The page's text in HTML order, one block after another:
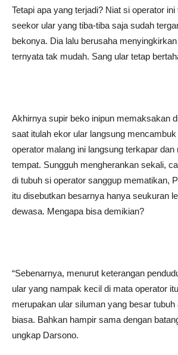
Tetapi apa yang terjadi? Niat si operator ini
seekor ular yang tiba-tiba saja sudah
bekonya. Dia lalu berusaha
ternyata tak mudah. Sang ular tetap
Akhirnya supir beko inipun memaksakan
saat itulah ekor ular langsung
operator malang ini langsung terkapar dan
tempat. Sungguh mengherankan sekali,
di tubuh si operator sanggup mematikan,
itu disebutkan besarnya hanya seukuran
dewasa. Mengapa bisa demikian?
“Sebenarnya, menurut keterangan
ular yang nampak kecil di mata operator
merupakan ular siluman yang besar
biasa. Bahkan hampir sama dengan
ungkap Darsono.